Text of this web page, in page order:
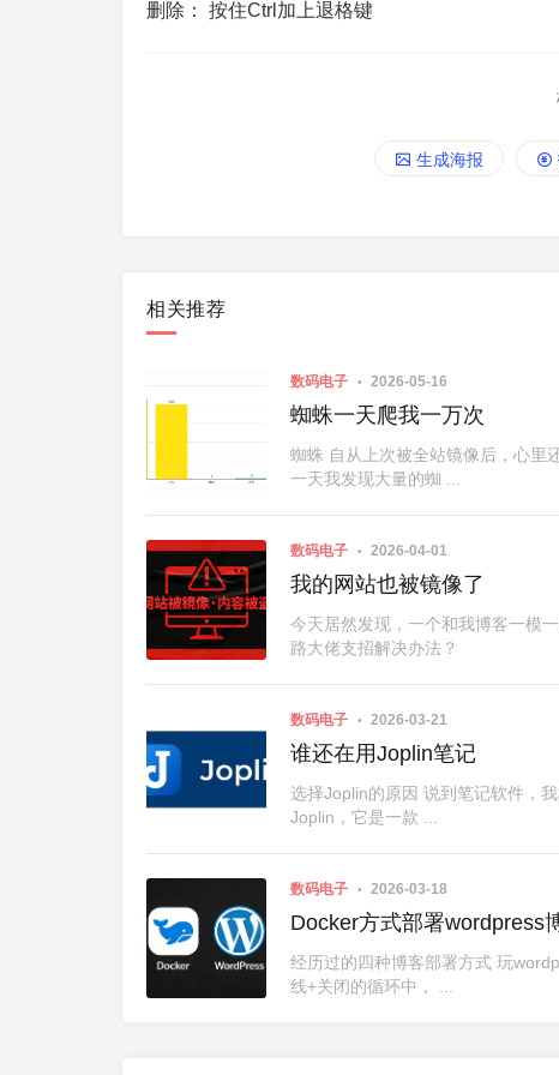
删除： 按住Ctrl加上退格键
生成海报
相关推荐
数码电子 2026-05-16
蜘蛛一天爬我一万次
蜘蛛 自从上次被全站镜像后，心里
一天我发现大量的蜘 ...
数码电子 2026-04-01
我的网站也被镜像了
今天居然发现，一个和我博客一模
路大佬支招解决办法？
数码电子 2026-03-21
谁还在用Joplin笔记
选择Joplin的原因 说到笔记软件，
Joplin，它是一款 ...
数码电子 2026-03-18
Docker方式部署wordpress
经历过的四种博客部署方式 玩
线+关闭的循环中， ...